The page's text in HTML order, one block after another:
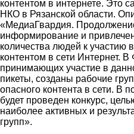
контентом в интернете. Это
НКО в Рязанской области.
«МедиаГвардия.
информирование и
количества людей к участию
контентом в сети Интернет.
принимающих участие в
пикеты, созданы рабочие
опасного контента в сети. В
будет проведен конкурс,
наиболее активных и
групп».